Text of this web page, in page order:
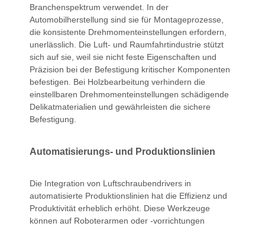
Branchenspektrum verwendet. In der
Automobilherstellung sind sie für Montageprozesse,
die konsistente Drehmomenteinstellungen erfordern,
unerlässlich. Die Luft- und Raumfahrtindustrie stützt
sich auf sie, weil sie nicht feste Eigenschaften und
Präzision bei der Befestigung kritischer Komponenten
befestigen. Bei Holzbearbeitung verhindern die
einstellbaren Drehmomenteinstellungen schädigende
Delikatmaterialien und gewährleisten die sichere
Befestigung.
Automatisierungs- und Produktionslinien
Die Integration von Luftschraubendrivers in
automatisierte Produktionslinien hat die Effizienz und
Produktivität erheblich erhöht. Diese Werkzeuge
können auf Roboterarmen oder -vorrichtungen